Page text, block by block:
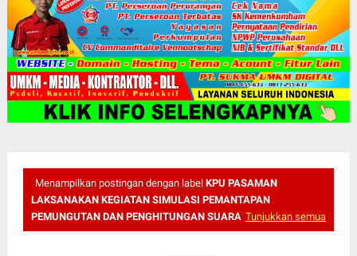
Menampilkan postingan dengan label KPU PASAMAN
LAKSANAKAN KEGIATAN SIMULASI PEMANTAPAN
PEMUNGUTAN DAN PENGHITUNGAN SUARA Tunjukkan semua